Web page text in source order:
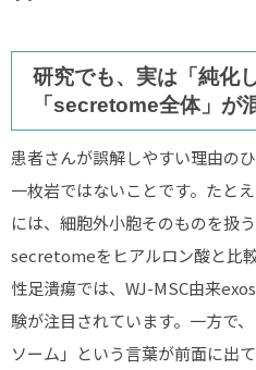
研究でも、実は「純化
「secretome全体」が
患者さんが誤解しやすい理由の
一枚岩ではないことです。たと
には、細胞外小胞そのものを扱
secretomeをヒアルロン酸と比
性足潰瘍では、WJ-MSC由来
験が注目されています。一方で
ソーム」という言葉が前面に出